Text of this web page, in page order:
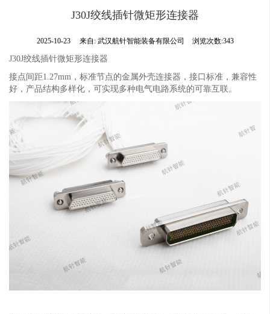
J30J绞线插针微矩形连接器
2025-10-23 来自: 武汉航针智能装备有限公司 浏览次数:343
J30J绞线插针微矩形连接器
接点间距1.27mm，标准节点的金属外壳连接器，接口标准，兼容性
好，产品结构多样化，可实现多种电气电路系统的可靠互联。